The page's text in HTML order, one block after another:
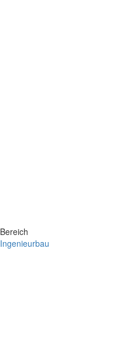
Bereich
Ingenieurbau